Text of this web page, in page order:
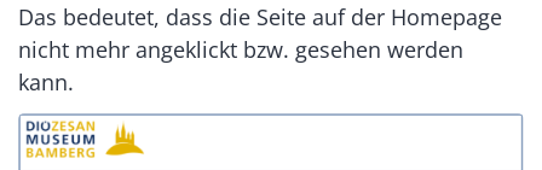
Das bedeutet, dass die Seite auf der Homepage
nicht mehr angeklickt bzw. gesehen werden
kann.